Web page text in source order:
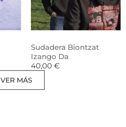
Sudadera Biontzat
Izango Da
40,00 €
VER MÁS